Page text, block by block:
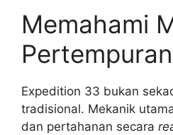
Memahami
Expedition 33 bukan
tradisional. Mekanik
dan pertahanan secara